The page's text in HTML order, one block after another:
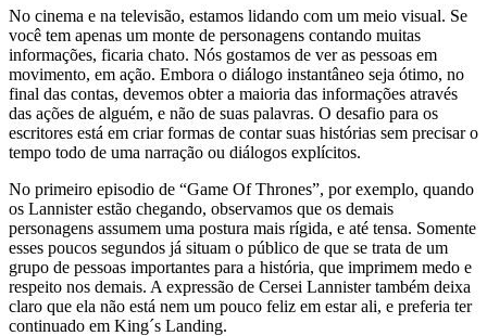
No cinema e na televisão, estamos lidando com um meio visual. Se
você tem apenas um monte de personagens contando muitas
informações, ficaria chato. Nós gostamos de ver as pessoas em
movimento, em ação. Embora o diálogo instantâneo seja ótimo, no
final das contas, devemos obter a maioria das informações através
das ações de alguém, e não de suas palavras. O desafio para os
escritores está em criar formas de contar suas histórias sem precisar o
tempo todo de uma narração ou diálogos explícitos.
No primeiro episodio de “Game Of Thrones”, por exemplo, quando
os Lannister estão chegando, observamos que os demais
personagens assumem uma postura mais rígida, e até tensa. Somente
esses poucos segundos já situam o público de que se trata de um
grupo de pessoas importantes para a história, que imprimem medo e
respeito nos demais. A expressão de Cersei Lannister também deixa
claro que ela não está nem um pouco feliz em estar ali, e preferia ter
continuado em King´s Landing.